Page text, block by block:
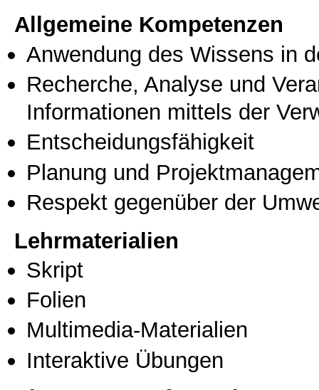
Allgemeine Kompetenzen
Anwendung des Wissens in
Recherche, Analyse und
Informationen mittels der
Entscheidungsfähigkeit
Planung und
Respekt gegenüber der
Lehrmaterialien
Skript
Folien
Multimedia-Materialien
Interaktive Übungen